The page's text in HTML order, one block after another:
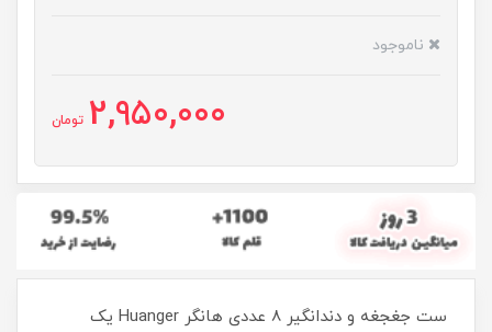
ناموجود
2,950,000 تومان
ست جغجغه و دندانگیر 8 عددی هانگر Huanger یک